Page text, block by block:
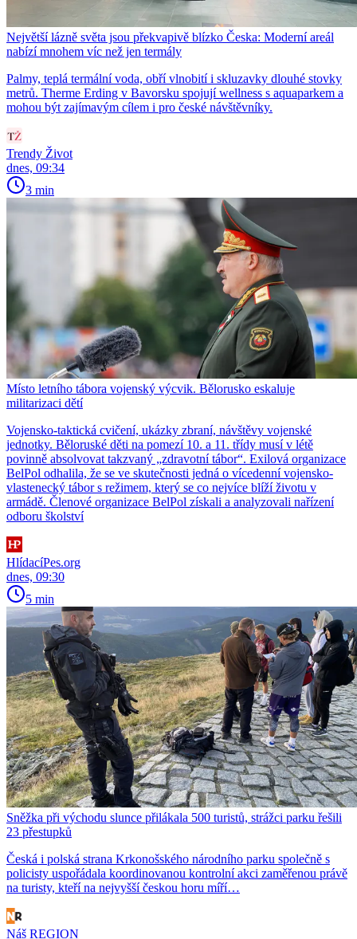
Největší lázně světa jsou překvapivě blízko Česka: Moderní areál
nabízí mnohem víc než jen termály
Palmy, teplá termální voda, obří vlnobití i skluzavky dlouhé stovky
metrů. Therme Erding v Bavorsku spojují wellness s aquaparkem a
mohou být zajímavým cílem i pro české návštěvníky.
Trendy Život
dnes, 09:34
3 min
Místo letního tábora vojenský výcvik. Bělorusko eskaluje
militarizaci dětí
Vojensko-taktická cvičení, ukázky zbraní, návštěvy vojenské
jednotky. Běloruské děti na pomezí 10. a 11. třídy musí v létě
povinně absolvovat takzvaný „zdravotní tábor“. Exilová organizace
BelPol odhalila, že se ve skutečnosti jedná o vícedenní vojensko-
vlastenecký tábor s režimem, který se co nejvíce blíží životu v
armádě. Členové organizace BelPol získali a analyzovali nařízení
odboru školství
HlídacíPes.org
dnes, 09:30
5 min
Sněžka při východu slunce přilákala 500 turistů, strážci parku řešili
23 přestupků
Česká i polská strana Krkonošského národního parku společně s
policisty uspořádala koordinovanou kontrolní akci zaměřenou právě
na turisty, kteří na nejvyšší českou horu míří…
Náš REGION